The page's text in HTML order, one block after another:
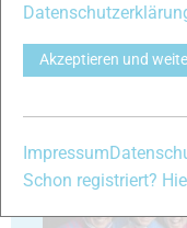
21
Akzeptieren und
Impressum
Schon registriert?